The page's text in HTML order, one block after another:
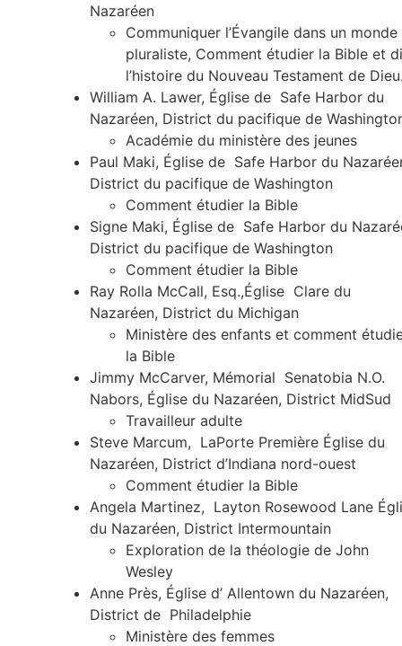
Nazaréen
Communiquer l’Évangile dans un monde
pluraliste, Comment étudier la Bible et
l’histoire du Nouveau Testament de
William A. Lawer, Église de Safe Harbor du
Nazaréen, District du pacifique de
Académie du ministère des jeunes
Paul Maki, Église de Safe Harbor du
District du pacifique de Washington
Comment étudier la Bible
Signe Maki, Église de Safe Harbor du
District du pacifique de Washington
Comment étudier la Bible
Ray Rolla McCall, Esq.,Église Clare du
Nazaréen, District du Michigan
Ministère des enfants et comment
la Bible
Jimmy McCarver, Mémorial Senatobia N.O.
Nabors, Église du Nazaréen, District MidSud
Travailleur adulte
Steve Marcum, LaPorte Première Église du
Nazaréen, District d’Indiana nord-ouest
Comment étudier la Bible
Angela Martinez, Layton Rosewood Lane
du Nazaréen, District Intermountain
Exploration de la théologie de John
Wesley
Anne Près, Église d’ Allentown du Nazaréen,
District de Philadelphie
Ministère des femmes